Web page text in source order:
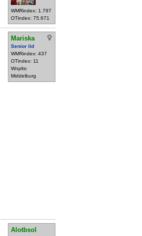
WMRindex: 1.797
OTindex: 75.671
Mariska
Senior lid
WMRindex: 437
OTindex: 11
Wnplts:
Middelburg
Alotbsol